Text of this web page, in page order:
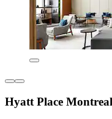
Hyatt Place